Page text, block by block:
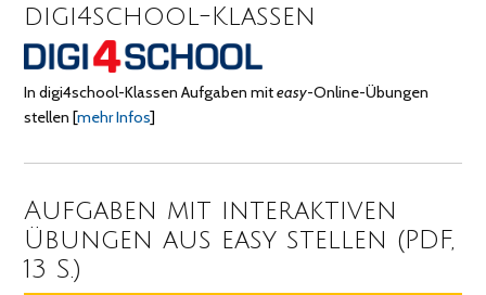
digi4school-Klassen
In digi4school-Klassen Aufgaben miteasy-Online-Übungen
stellen[mehr Infos]
Aufgaben mit interaktiven
Übungen aus easy stellen (PDF,
13 S.)